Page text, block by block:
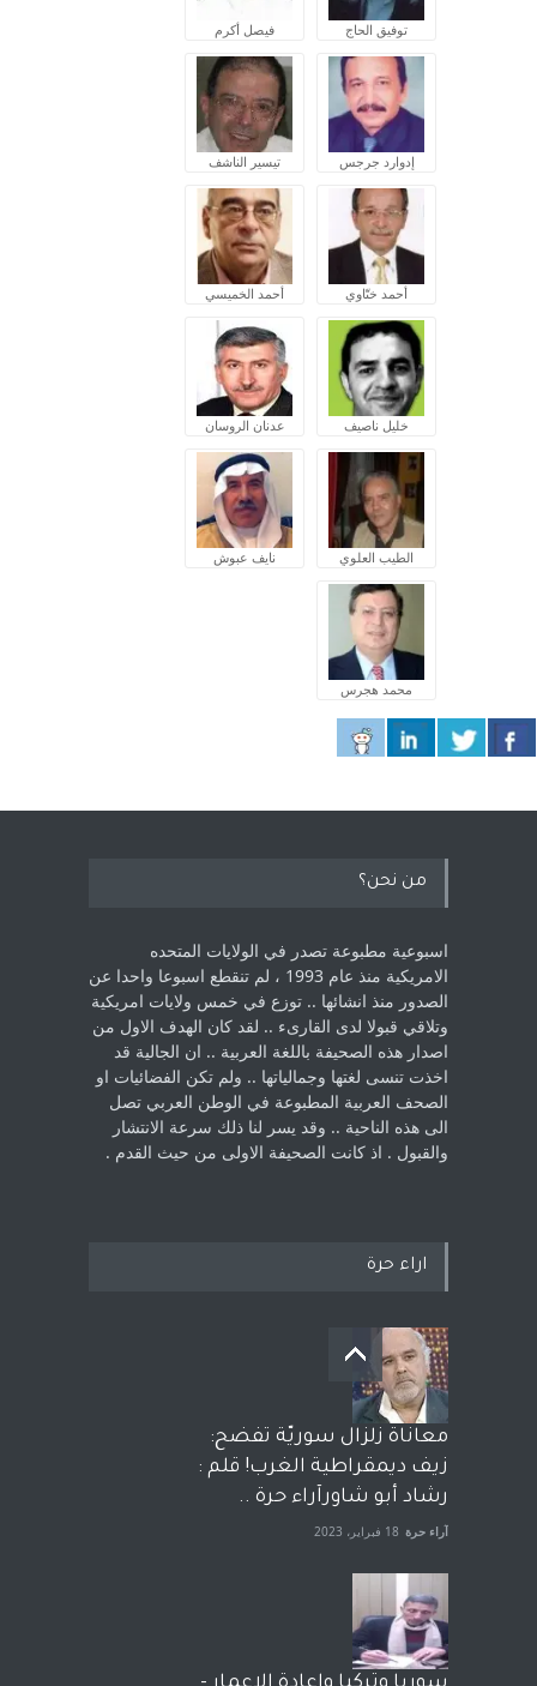
توفيق الحاج فيصل أكرم
إدوارد جرجس تيسير الناشف
أحمد ختّاوي أحمد الخميسي
خليل ناصيف عدنان الروسان
الطيب العلوي نايف عبوش
محمد هجرس
من نحن؟
اسبوعية مطبوعة تصدر في الولايات المتحده
الامريكية منذ عام 1993 ، لم ‏تنقطع اسبوعا واحدا عن
الصدور منذ انشائها .. توزع في خمس ولايات امريكية
‏وتلاقي قبولا لدى القارىء ..‏ لقد كان الهدف الاول من
اصدار هذه الصحيفة باللغة العربية .. ان الجالية قد
اخذت ‏تنسى لغتها وجمالياتها .. ولم تكن الفضائيات او
الصحف العربية المطبوعة في الوطن ‏العربي تصل
الى هذه الناحية .. وقد يسر لنا ذلك سرعة الانتشار
والقبول . اذ كانت ‏الصحيفة الاولى من حيث القدم . ‏
اراء حرة
معاناة زلزال سوريّة تفضح:
زيف ديمقراطية الغرب! قلم :
رشاد أبو شاورآراء حرة ..
آراء حرة 18 فبراير، 2023